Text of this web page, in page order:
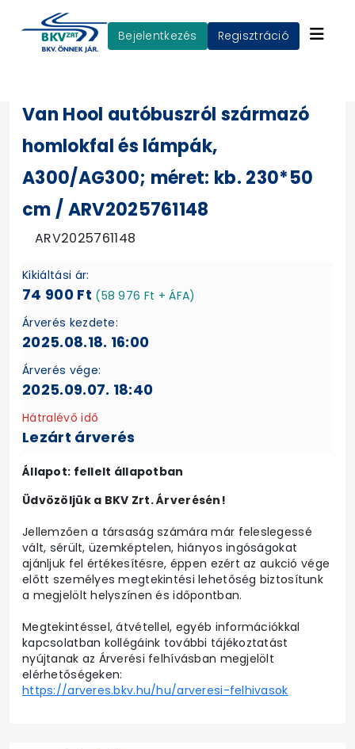
Bejelentkezés Regisztráció
Van Hool autóbuszról származó
homlokfal és lámpák,
A300/AG300; méret: kb. 230*50
cm / ARV2025761148
ARV2025761148
Kikiáltási ár:
74 900 Ft (58 976 Ft + ÁFA)
Árverés kezdete:
2025.08.18. 16:00
Árverés vége:
2025.09.07. 18:40
Hátralévő idő
Lezárt árverés
Állapot: fellelt állapotban
Üdvözöljük a BKV Zrt. Árverésén!
Jellemzően a társaság számára már feleslegessé
vált, sérült, üzemképtelen, hiányos ingóságokat
ajánljuk fel értékesítésre, éppen ezért az aukció vége
előtt személyes megtekintési lehetőség biztosítunk
a megjelölt helyszínen és időpontban.
Megtekintéssel, átvétellel, egyéb információkkal
kapcsolatban kollégáink további tájékoztatást
nyújtanak az Árverési felhívásban megjelölt
elérhetőségeken:
https://arveres.bkv.hu/hu/arveresi-felhivasok